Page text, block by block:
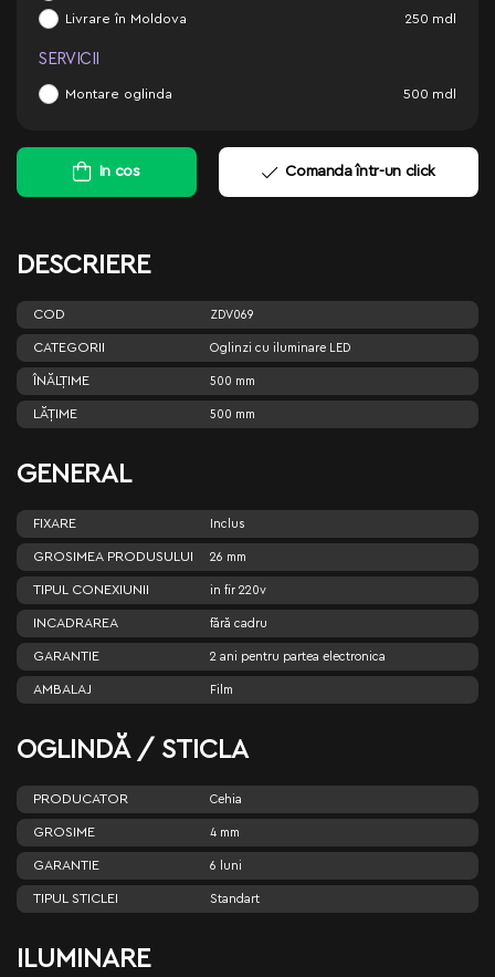
Livrare în Moldova 250 mdl
SERVICII
Montare oglinda 500 mdl
In cos Comanda într-un click
DESCRIERE
COD ZDV069
CATEGORII Oglinzi cu iluminare LED
ÎNĂLŢIME 500 mm
LĂŢIME 500 mm
GENERAL
FIXARE Inclus
GROSIMEA PRODUSULUI 26 mm
TIPUL CONEXIUNII in fir 220v
INCADRAREA fără cadru
GARANTIE 2 ani pentru partea electronica
AMBALAJ Film
OGLINDĂ / STICLA
PRODUCATOR Cehia
GROSIME 4 mm
GARANTIE 6 luni
TIPUL STICLEI Standart
ILUMINARE